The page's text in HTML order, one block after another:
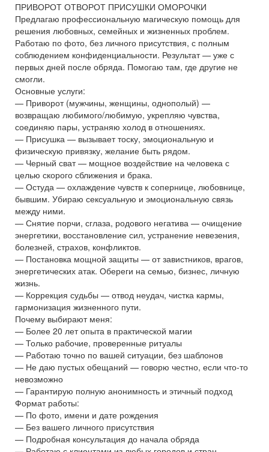
ПРИВОРОТ ОТВОРОТ ПРИСУШКИ ОМОРОЧКИ
Предлагаю профессиональную магическую помощь для
решения любовных, семейных и жизненных проблем.
Работаю по фото, без личного присутствия, с полным
соблюдением конфиденциальности. Результат — уже с
первых дней после обряда. Помогаю там, где другие не
смогли.
Основные услуги:
— Приворот (мужчины, женщины, однополый) —
возвращаю любимого/любимую, укрепляю чувства,
соединяю пары, устраняю холод в отношениях.
— Присушка — вызывает тоску, эмоциональную и
физическую привязку, желание быть рядом.
— Черный сват — мощное воздействие на человека с
целью скорого сближения и брака.
— Остуда — охлаждение чувств к сопернице, любовнице,
бывшим. Убираю сексуальную и эмоциональную связь
между ними.
— Снятие порчи, сглаза, родового негатива — очищение
энергетики, восстановление сил, устранение невезения,
болезней, страхов, конфликтов.
— Постановка мощной защиты — от завистников, врагов,
энергетических атак. Обереги на семью, бизнес, личную
жизнь.
— Коррекция судьбы — отвод неудач, чистка кармы,
гармонизация жизненного пути.
Почему выбирают меня:
— Более 20 лет опыта в практической магии
— Только рабочие, проверенные ритуалы
— Работаю точно по вашей ситуации, без шаблонов
— Не даю пустых обещаний — говорю честно, если что-то
невозможно
— Гарантирую полную анонимность и этичный подход
Формат работы:
— По фото, имени и дате рождения
— Без вашего личного присутствия
— Подробная консультация до начала обряда